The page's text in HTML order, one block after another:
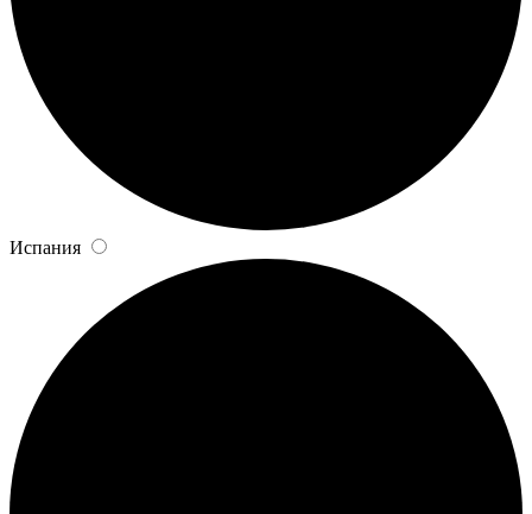
Испания